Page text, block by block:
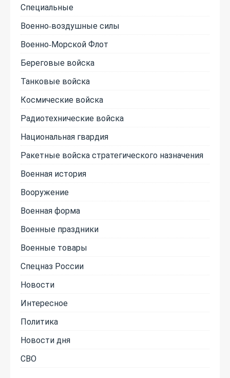
Специальные
Военно-воздушные силы
Военно-Морской Флот
Береговые войска
Танковые войска
Космические войска
Радиотехнические войска
Национальная гвардия
Ракетные войска стратегического назначения
Военная история
Вооружение
Военная форма
Военные праздники
Военные товары
Спецназ России
Новости
Интересное
Политика
Новости дня
СВО